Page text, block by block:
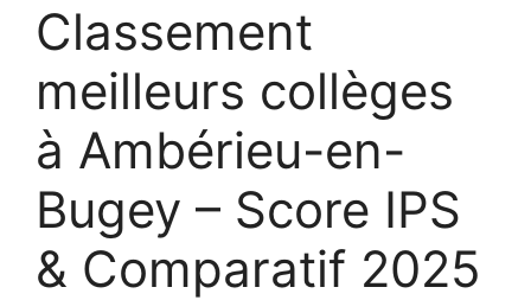
Classement
meilleurs collèges
à Ambérieu-en-
Bugey – Score IPS
& Comparatif 2025